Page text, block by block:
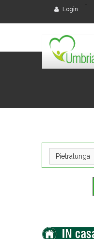
Login